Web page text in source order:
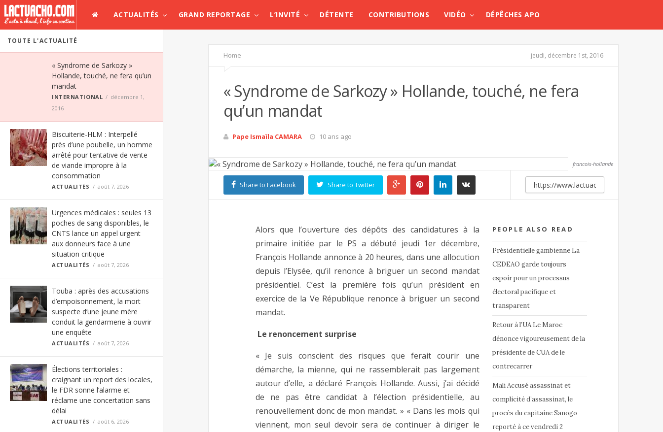
ACTUALITÉS GRAND REPORTAGE L’INVITÉ DÉTENTE CONTRIBUTIONS VIDÉO DÉPÊCHES APO
TOUTE L'ACTUALITÉ
« Syndrome de Sarkozy »
Hollande, touché, ne fera qu’un
mandat
INTERNATIONAL
décembre 1,
2016
Biscuiterie-HLM : Interpellé
près d’une poubelle, un homme
arrêté pour tentative de vente
de viande impropre à la
consommation
ACTUALITÉS août 7, 2026
Urgences médicales : seules 13
poches de sang disponibles, le
CNTS lance un appel urgent
aux donneurs face à une
situation critique
ACTUALITÉS août 7, 2026
Touba : après des accusations
d’empoisonnement, la mort
suspecte d’une jeune mère
conduit la gendarmerie à ouvrir
une enquête
ACTUALITÉS août 7, 2026
Élections territoriales :
craignant un report des locales,
le FDR sonne l’alarme et
réclame une concertation sans
délai
ACTUALITÉS août 6, 2026
Home jeudi, décembre 1st, 2016
« Syndrome de Sarkozy » Hollande, touché, ne fera
qu’un mandat
Pape Ismaïla CAMARA 10 ans ago
francois-hollande
Share to Facebook Share to Twitter
PEOPLE ALSO READ
Présidentielle gambienne La
CEDEAO garde toujours
espoir pour un processus
électoral pacifique et
transparent
Retour à l’UA Le Maroc
dénonce vigoureusement de la
présidente de CUA de le
contrecarrer
Mali Accusé assassinat et
complicité d’assassinat, le
procès du capitaine Sanogo
reporté à ce vendredi 2
Alors que l’ouverture des dépôts des candidatures à la
primaire initiée par le PS a débuté jeudi 1er décembre,
François Hollande annonce à 20 heures, dans une allocution
depuis l’Elysée, qu’il renonce à briguer un second mandat
présidentiel. C’est la première fois qu’un président en
exercice de la Ve République renonce à briguer un second
mandat.
Le renoncement surprise
« Je suis conscient des risques que ferait courir une
démarche, la mienne, qui ne rassemblerait pas largement
autour d’elle, a déclaré François Hollande. Aussi, j’ai décidé
de ne pas être candidat à l’élection présidentielle, au
renouvellement donc de mon mandat. » « Dans les mois qui
viennent, mon seul devoir sera de continuer à diriger le